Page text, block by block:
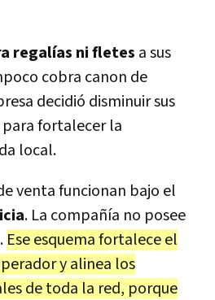
regalías ni fletes a sus
cobra canon de
decidió disminuir sus
fortalecer la
local.
venta funcionan bajo el
. La compañía no posee
Ese esquema fortalece el
y alinea los
de toda la red, porque